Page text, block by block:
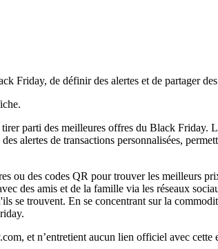
Friday, de définir des alertes et de partager
parti des meilleures offres du Black Friday.
alertes de transactions personnalisées,
ou des codes QR pour trouver les meilleurs
des amis et de la famille via les réseaux
se trouvent. En se concentrant sur la
et n’entretient aucun lien officiel avec cette